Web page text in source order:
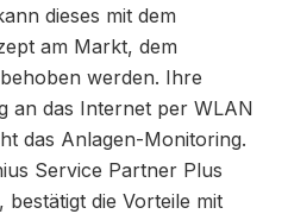
dieses mit dem
am Markt, dem
werden. Ihre
an das Internet per WLAN
das Anlagen-Monitoring.
Service Partner Plus
die Vorteile mit